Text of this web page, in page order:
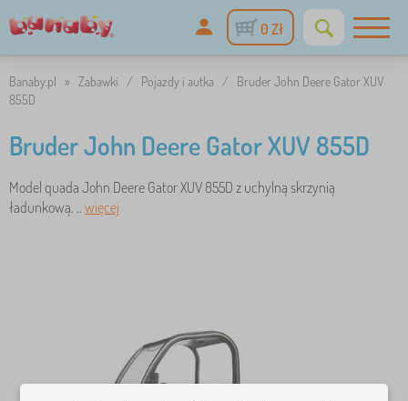
0 Zł
Banaby.pl » Zabawki / Pojazdy i autka /
Bruder John Deere Gator XUV
855D
Bruder John Deere Gator XUV 855D
Model quada John Deere Gator XUV 855D z uchylną skrzynią
ładunkową. .. więcej